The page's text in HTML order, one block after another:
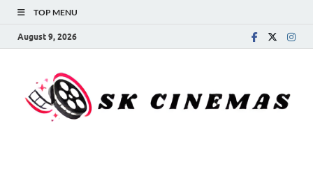
TOP MENU
August 9, 2026